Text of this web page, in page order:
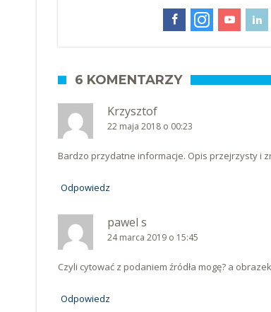
6 KOMENTARZY
Krzysztof
22 maja 2018 o 00:23
Bardzo przydatne informacje. Opis przejrzysty i
Odpowiedz
pawel s
24 marca 2019 o 15:45
Czyli cytować z podaniem źródła mogę? a
Odpowiedz